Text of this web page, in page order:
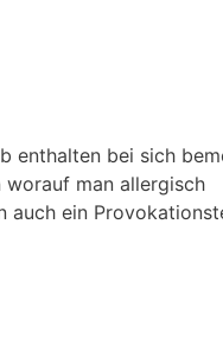
enthalten bei sich
man allergisch
auch ein